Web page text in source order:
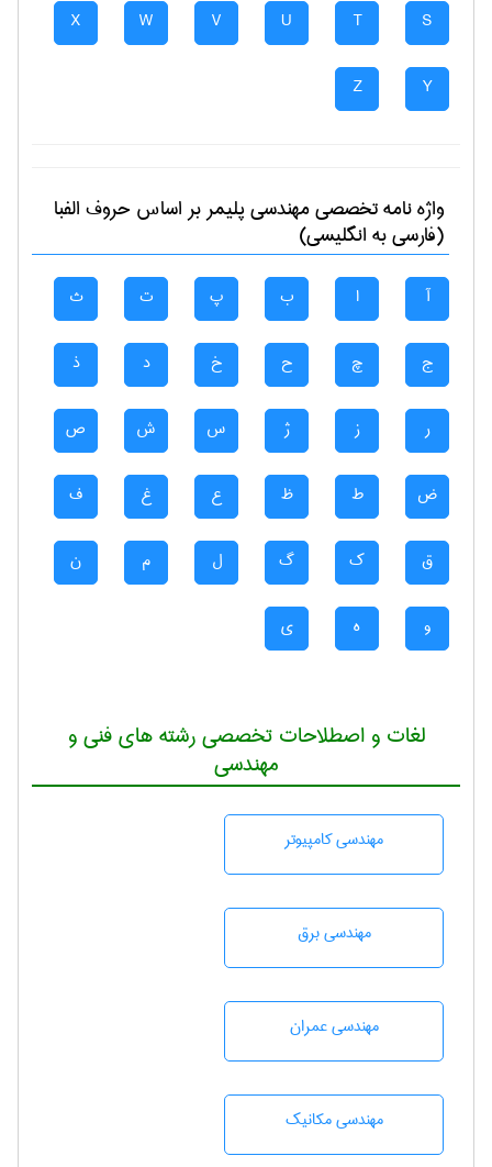
S
T
U
V
W
X
Y
Z
واژه نامه تخصصیمهندسی پليمربر اساس حروف الفبا
(فارسی به انگلیسی)
آ ا ب پ ت ث
ج چ ح خ د ذ
ر ز ژ س ش ص
ض ط ظ ع غ ف
ق ک گ ل م ن
و ه ی
لغات و اصطلاحات تخصصی رشته های فنی و
مهندسی
مهندسی كامپيوتر
مهندسی برق
مهندسی عمران
مهندسی مکانیک